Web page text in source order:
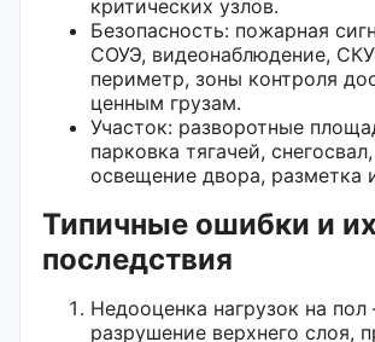
критических узлов.
Безопасность: пожарная
СОУЭ, видеонаблюдение,
периметр, зоны контроля
ценным грузам.
Участок: разворотные
парковка тягачей,
освещение двора, разметка
Типичные ошибки и их
последствия
Недооценка нагрузок на
разрушение верхнего слоя,